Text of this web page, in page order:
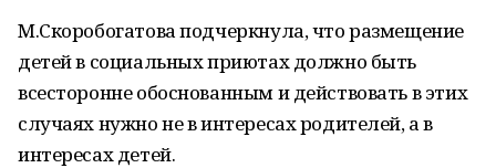
М.Скоробогатова подчеркнула, что размещение
детей в социальных приютах должно быть
всесторонне обоснованным и действовать в этих
случаях нужно не в интересах родителей, а в
интересах детей.